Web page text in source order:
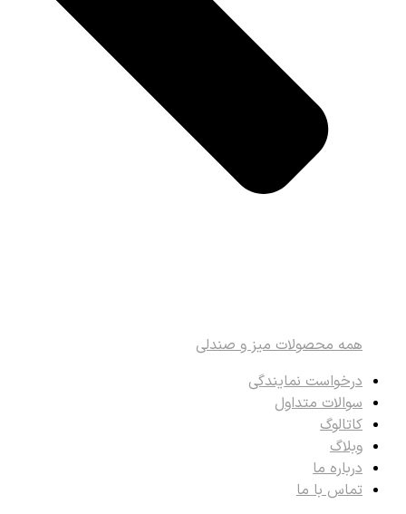
همه محصولات میز و صندلی
درخواست نمایندگی
سوالات متداول
کاتالوگ
وبلاگ
درباره ما
تماس با ما